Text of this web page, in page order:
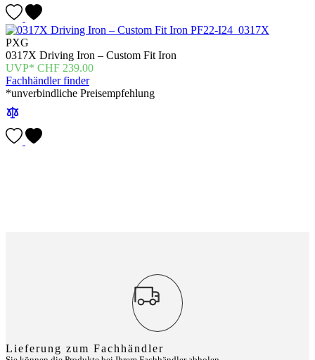
PXG
0317X Driving Iron – Custom Fit Iron
CHF 239.00
Fachhändler finder
*unverbindliche Preisempfehlung
Lieferung zum Fachhändler